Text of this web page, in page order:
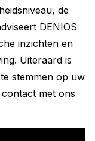
de
DENIOS
inzichten en
Uiteraard is
stemmen op uw
met ons